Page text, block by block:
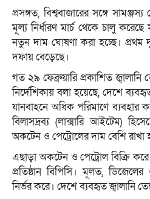
প্রসঙ্গত, বিশ্ববাজারের সঙ্গে সামঞ্জস্য
মূল্য নির্ধারণ মার্চ থেকে চালু
নতুন দাম ঘোষণা করা হচ্ছে।
দফায় বেড়েছে।
গত ২৯ ফেব্রুয়ারি প্রকাশিত জ্বালানি
নির্দেশিকায় বলা হয়েছে, দেশে
যানবাহনে অধিক পরিমাণে ব্যবহার
বিলাসদ্রব্য (লাক্সারি আইটেম)
অকটেন ও পেট্রোলের দাম বেশি রাখা
এছাড়া অকটেন ও পেট্রোল বিক্রি
প্রতিষ্ঠান বিপিসি। মূলত,
নির্ভর করে। দেশে ব্যবহৃত জ্বালানি